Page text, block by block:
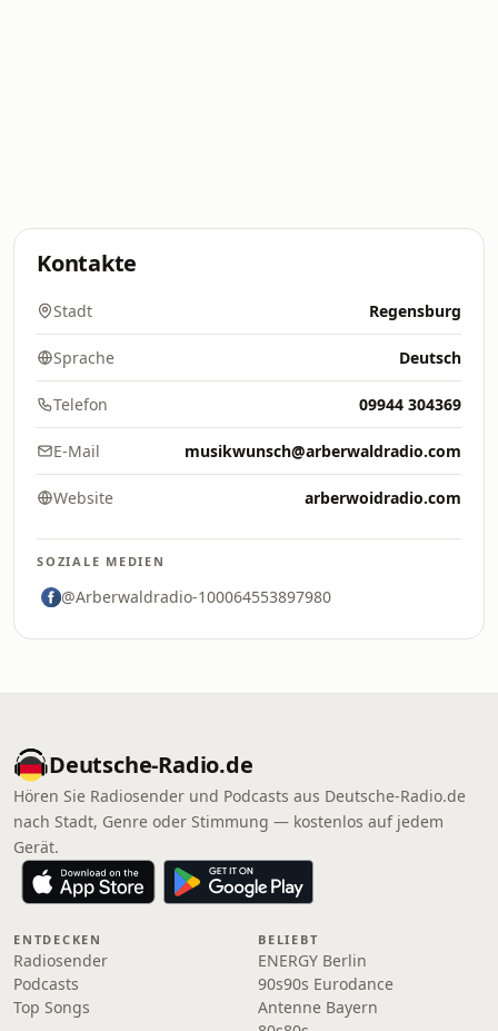
Kontakte
Stadt Regensburg
Sprache Deutsch
Telefon 09944 304369
E-Mail musikwunsch@arberwaldradio.com
Website arberwoidradio.com
SOZIALE MEDIEN
@Arberwaldradio-100064553897980
Deutsche-Radio.de
Hören Sie Radiosender und Podcasts aus Deutsche-Radio.de
nach Stadt, Genre oder Stimmung — kostenlos auf jedem
Gerät.
ENTDECKEN
Radiosender
Podcasts
Top Songs
BELIEBT
ENERGY Berlin
90s90s Eurodance
Antenne Bayern